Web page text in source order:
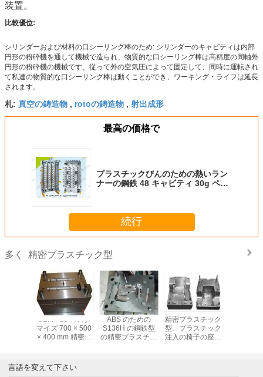
装置。
比較優位:
シリンダーおよび材料の口シーリング棒のため: シリンダーのキャビティは内部
円形の粉砕機を通して機械で造られ、物質的な口シーリング棒は高精度の同軸外
円形の粉砕機の機械です、従って外の空気圧によって固定して、同時に運転され
て私達の物質的な口シーリング棒は動くことができ、ワーキング・ライフは延長
されます。
札: 真空の鋳造物 , rotoの鋳造物 , 射出成形
最高の価格で
プラスチックびんのための熱いラン
ナーの鋼鉄 48 キャビティ 30g ペッ
続行
多く 精密プラスチック型
OEM P20 カスタ
マイズ 700 × 500
× 400 mm 精密プ
医療製品の
ABS のための
S136H の鋼鉄型
の精密プラスチッ
精密プラスチック
型、プラスチック
注入の椅子の座席
言語を変えて下さい